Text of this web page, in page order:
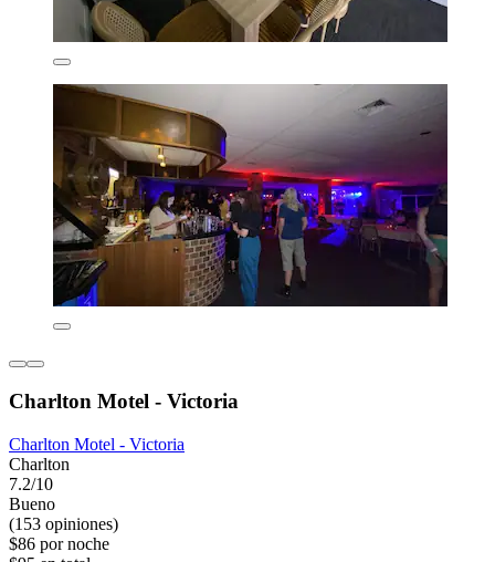
Charlton Motel - Victoria
Charlton Motel - Victoria
Charlton
7.2/10
Bueno
(153 opiniones)
$86 por noche